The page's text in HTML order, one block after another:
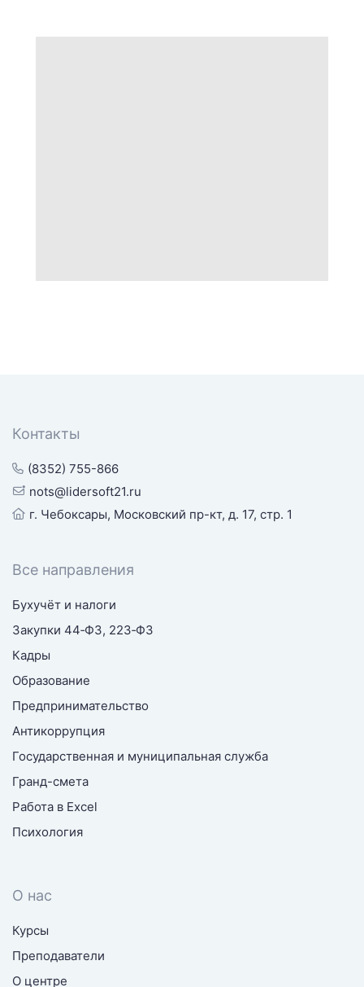
Контакты
(8352) 755-866
nots@lidersoft21.ru
г. Чебоксары, Московский пр-кт, д. 17, стр. 1
Все направления
Бухучёт и налоги
Закупки 44‑ФЗ, 223‑ФЗ
Кадры
Образование
Предпринимательство
Антикоррупция
Государственная и муниципальная служба
Гранд-смета
Работа в Excel
Психология
О нас
Курсы
Преподаватели
О центре